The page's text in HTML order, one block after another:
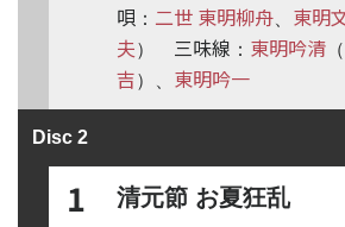
唄 ： 二世 東明柳舟 東明
夫） 三味線 ： 東明吟清 （
吉）、 東明吟一
Disc 2
1 清元節 お夏狂乱